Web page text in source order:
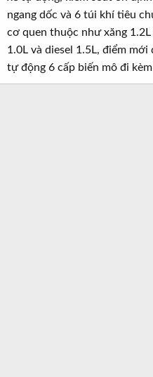
ngang dốc và 6 túi khí tiêu
cơ quen thuộc như xăng
1.0L và diesel 1.5L, điểm
tự động 6 cấp biến mô đi